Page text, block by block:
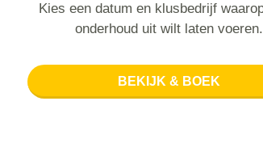
Kies een datum en klusbedrijf
onderhoud uit wilt laten voeren.
BEKIJK & BOEK